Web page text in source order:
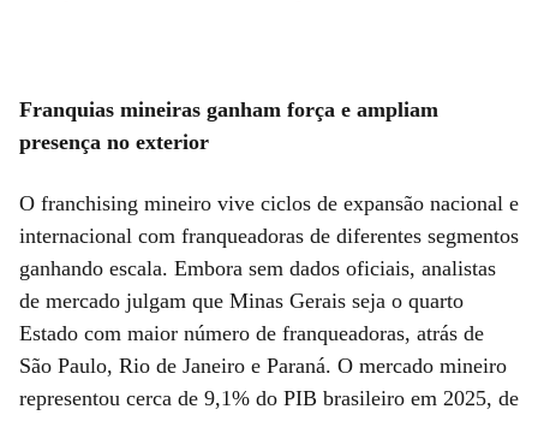
Franquias mineiras ganham força e ampliam
presença no exterior
O franchising mineiro vive ciclos de expansão nacional e
internacional com franqueadoras de diferentes segmentos
ganhando escala. Embora sem dados oficiais, analistas
de mercado julgam que Minas Gerais seja o quarto
Estado com maior número de franqueadoras, atrás de
São Paulo, Rio de Janeiro e Paraná. O mercado mineiro
representou cerca de 9,1% do PIB brasileiro em 2025, de